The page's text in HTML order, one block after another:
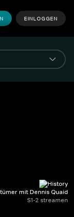
EINLOGGEN
mit Dennis Quaid
S1-2 streamen